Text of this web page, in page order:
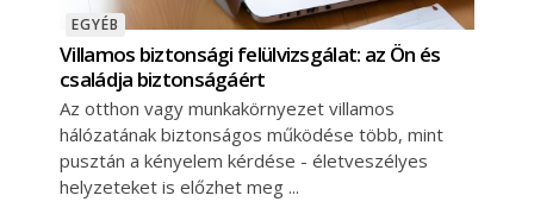
EGYÉB
Villamos biztonsági felülvizsgálat: az Ön és
családja biztonságáért
Az otthon vagy munkakörnyezet villamos
hálózatának biztonságos működése több, mint
pusztán a kényelem kérdése - életveszélyes
helyzeteket is előzhet meg